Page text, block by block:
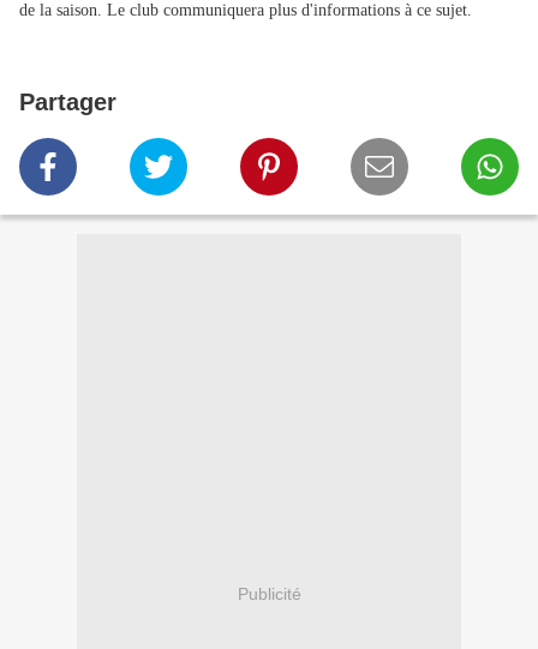
de la saison. Le club communiquera plus d'informations à ce sujet.
Partager
Publicité